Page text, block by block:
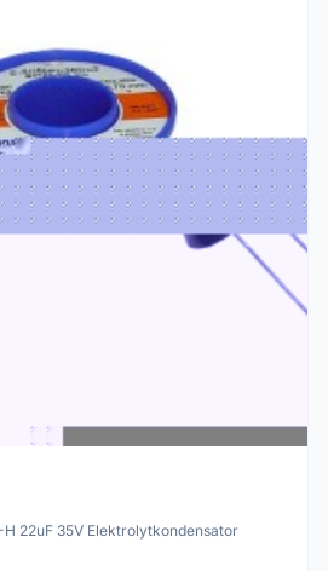
22uF 35V Elektrolytkondensator